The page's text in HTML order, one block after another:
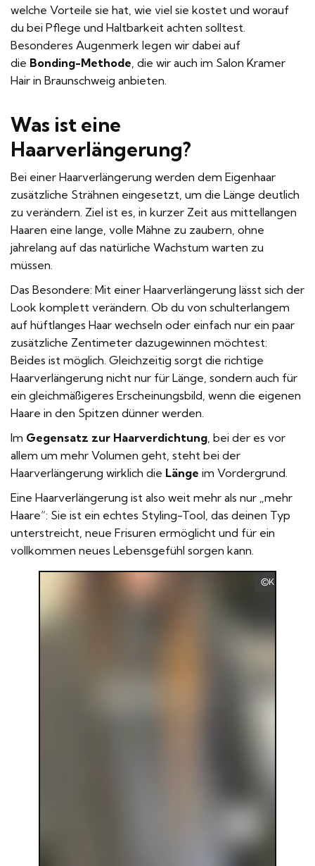
welche Vorteile sie hat, wie viel sie kostet und worauf
du bei Pflege und Haltbarkeit achten solltest.
Besonderes Augenmerk legen wir dabei auf
die Bonding-Methode , die wir auch im Salon Kramer
Hair in Braunschweig anbieten.
Was ist eine
Haarverlängerung?
Bei einer Haarverlängerung werden dem Eigenhaar
zusätzliche Strähnen eingesetzt, um die Länge deutlich
zu verändern. Ziel ist es, in kurzer Zeit aus mittellangen
Haaren eine lange, volle Mähne zu zaubern, ohne
jahrelang auf das natürliche Wachstum warten zu
müssen.
Das Besondere: Mit einer Haarverlängerung lässt sich der
Look komplett verändern. Ob du von schulterlangem
auf hüftlanges Haar wechseln oder einfach nur ein paar
zusätzliche Zentimeter dazugewinnen möchtest:
Beides ist möglich. Gleichzeitig sorgt die richtige
Haarverlängerung nicht nur für Länge, sondern auch für
ein gleichmäßigeres Erscheinungsbild, wenn die eigenen
Haare in den Spitzen dünner werden.
Im Gegensatz zur Haarverdichtung , bei der es vor
allem um mehr Volumen geht, steht bei der
Haarverlängerung wirklich die Länge im Vordergrund.
Eine Haarverlängerung ist also weit mehr als nur „mehr
Haare“: Sie ist ein echtes Styling-Tool, das deinen Typ
unterstreicht, neue Frisuren ermöglicht und für ein
vollkommen neues Lebensgefühl sorgen kann.
Kramer